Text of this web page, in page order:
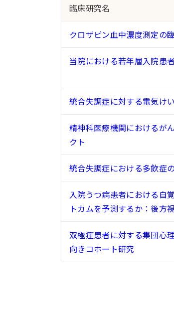
臨床研究名
クロザピン血中濃度測定の
当院における若年層入院患
統合失調症に対する電気け
精神科医療機関におけるが
クト
統合失調症における多飲症
入院うつ病患者における自
トカムを予測するか：後方
双極症患者に対する集団心
向きコホート研究